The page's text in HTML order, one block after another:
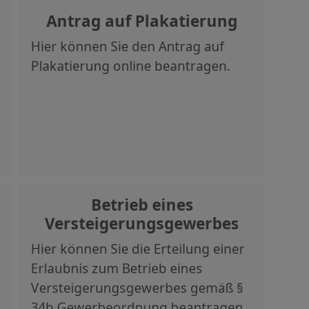
Antrag auf Plakatierung
Hier können Sie den Antrag auf
Plakatierung online beantragen.
Betrieb eines
Versteigerungsgewerbes
Hier können Sie die Erteilung einer
Erlaubnis zum Betrieb eines
Versteigerungsgewerbes gemäß §